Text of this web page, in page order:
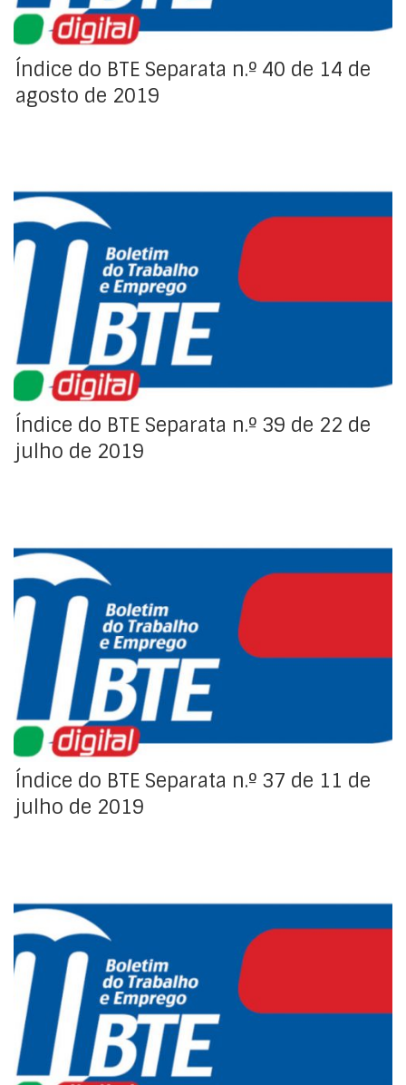
Índice do BTE Separata n.º 40 de 14 de
agosto de 2019
Índice da Regulamentação Coletiva de Trabalho
Índice do BTE Separata n.º 39 de 22 de
julho de 2019
Índice da Regulamentação Coletiva de Trabalho
Índice do BTE Separata n.º 37 de 11 de
julho de 2019
Índice da Regulamentação Coletiva de Trabalho